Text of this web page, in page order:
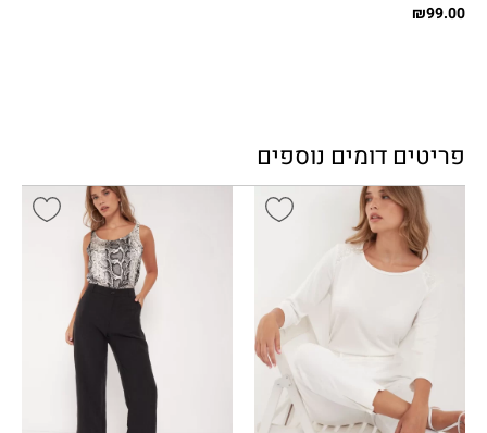
₪99.00
פריטים דומים נוספים